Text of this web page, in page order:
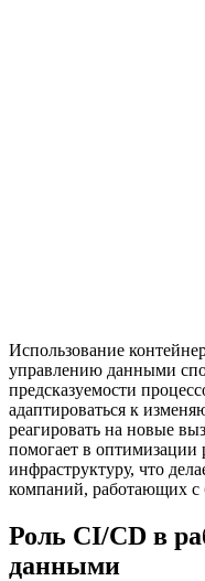
Использование
управлению данными
предсказуемости
адаптироваться к
реагировать на новые
помогает в оптимизации
инфраструктуру, что
компаний, работающих
Роль CI/CD в
данными